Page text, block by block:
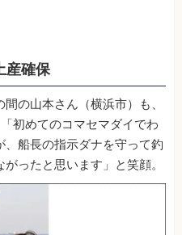
産確保
の山本さん（横浜市）も、
初めてのコマセマダイでわ
船長の指示ダナを守って釣
ったと思います」と笑顔。